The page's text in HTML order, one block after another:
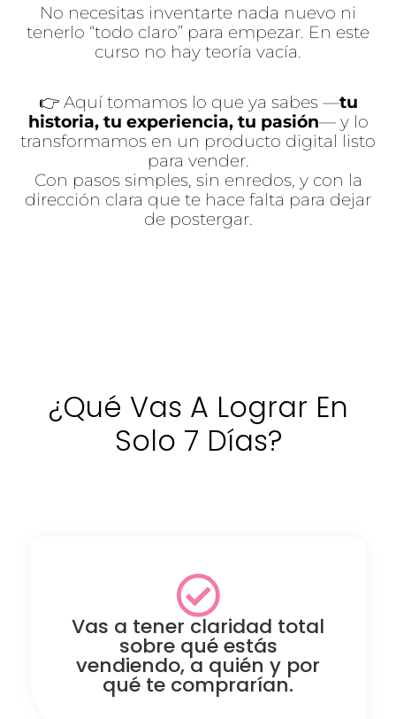
No necesitas inventarte nada nuevo ni
tenerlo “todo claro” para empezar. En este
curso no hay teoría vacía.
👉 Aquí tomamos lo que ya sabes —tu
historia, tu experiencia, tu pasión— y lo
transformamos en un producto digital listo
para vender.
Con pasos simples, sin enredos, y con la
dirección clara que te hace falta para dejar
de postergar.
¿Qué Vas A Lograr En
Solo 7 Días?
Vas a tener claridad total
sobre qué estás
vendiendo, a quién y por
qué te comprarían.